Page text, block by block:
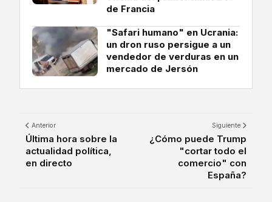
de Francia
"Safari humano" en Ucrania:
un dron ruso persigue a un
vendedor de verduras en un
mercado de Jersón
Anterior
Última hora sobre la
actualidad política,
en directo
Siguiente
¿Cómo puede Trump
"cortar todo el
comercio" con
España?